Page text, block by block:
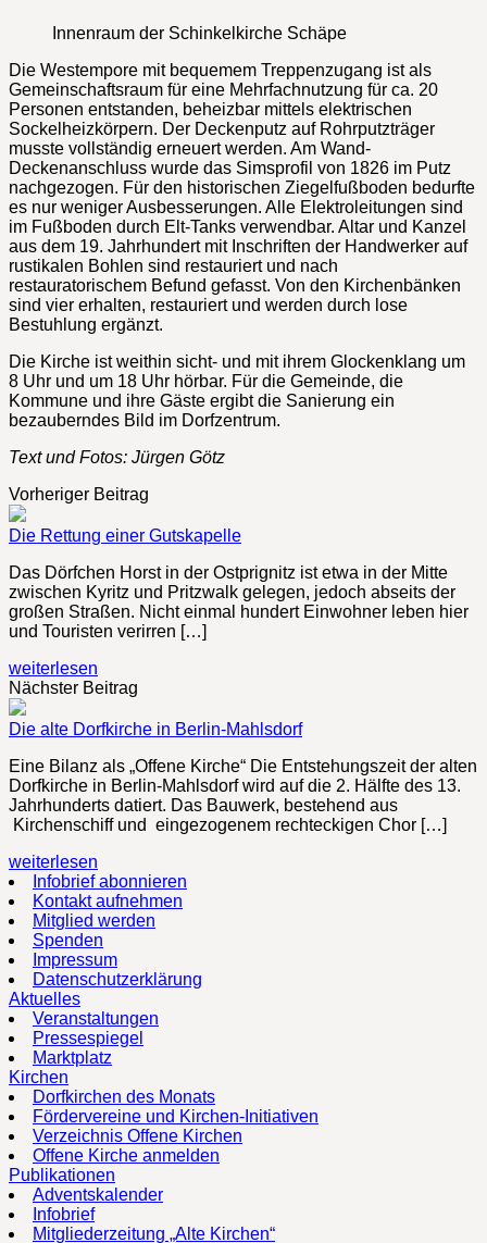
Innenraum der Schinkelkirche Schäpe
Die Westempore mit bequemem Treppenzugang ist als
Gemeinschaftsraum für eine Mehrfachnutzung für ca. 20
Personen entstanden, beheizbar mittels elektrischen
Sockelheizkörpern. Der Deckenputz auf Rohrputzträger
musste vollständig erneuert werden. Am Wand-
Deckenanschluss wurde das Simsprofil von 1826 im Putz
nachgezogen. Für den historischen Ziegelfußboden bedurfte
es nur weniger Ausbesserungen. Alle Elektroleitungen sind
im Fußboden durch Elt-Tanks verwendbar. Altar und Kanzel
aus dem 19. Jahrhundert mit Inschriften der Handwerker auf
rustikalen Bohlen sind restauriert und nach
restauratorischem Befund gefasst. Von den Kirchenbänken
sind vier erhalten, restauriert und werden durch lose
Bestuhlung ergänzt.
Die Kirche ist weithin sicht- und mit ihrem Glockenklang um
8 Uhr und um 18 Uhr hörbar. Für die Gemeinde, die
Kommune und ihre Gäste ergibt die Sanierung ein
bezauberndes Bild im Dorfzentrum.
Text und Fotos: Jürgen Götz
Vorheriger Beitrag
Die Rettung einer Gutskapelle
Das Dörfchen Horst in der Ostprignitz ist etwa in der Mitte
zwischen Kyritz und Pritzwalk gelegen, jedoch abseits der
großen Straßen. Nicht einmal hundert Einwohner leben hier
und Touristen verirren […]
weiterlesen
Nächster Beitrag
Die alte Dorfkirche in Berlin-Mahlsdorf
Eine Bilanz als „Offene Kirche“ Die Entstehungszeit der alten
Dorfkirche in Berlin-Mahlsdorf wird auf die 2. Hälfte des 13.
Jahrhunderts datiert. Das Bauwerk, bestehend aus
Kirchenschiff und eingezogenem rechteckigen Chor […]
weiterlesen
Infobrief abonnieren
Kontakt aufnehmen
Mitglied werden
Spenden
Impressum
Datenschutzerklärung
Aktuelles
Veranstaltungen
Pressespiegel
Marktplatz
Kirchen
Dorfkirchen des Monats
Fördervereine und Kirchen-Initiativen
Verzeichnis Offene Kirchen
Offene Kirche anmelden
Publikationen
Adventskalender
Infobrief
Mitgliederzeitung „Alte Kirchen“